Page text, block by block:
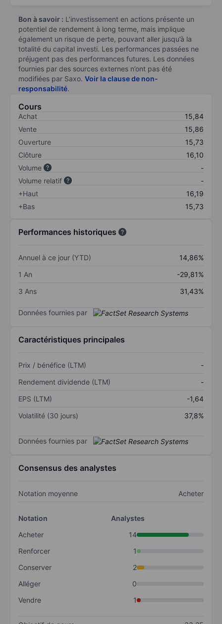
Bon à savoir : L’investissement en actions présente un
potentiel de rendement à long terme, mais implique
également un risque de perte, pouvant aller jusqu’à la
totalité du capital investi. Les performances passées ne
préjugent pas des performances futures. Les données
fournies par des sources externes n’ont pas été
modifiées par Saxo. Voir la clause de non-
responsabilité.
Cours
Achat
15,84
Vente
15,86
Ouverture
15,73
Clôture
16,10
Volume
-
Volume relatif
-
+Haut
16,19
+Bas
15,73
Performances historiques
Annuel à ce jour (YTD)
14,86%
1 An
-29,81%
3 Ans
31,43%
Données fournies par
Caractéristiques principales
Prix / bénéfice (LTM)
-
Rendement dividende (LTM)
-
EPS (LTM)
-1,64
Volatilité (30 jours)
37,8%
Données fournies par
Consensus des analystes
Notation moyenne Acheter
Notation
Analystes
Acheter
14
Renforcer
1
Conserver
2
Alléger
0
Vendre
1